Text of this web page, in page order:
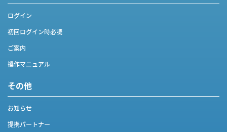
ログイン
初回ログイン時必読
ご案内
操作マニュアル
その他
お知らせ
提携パートナー